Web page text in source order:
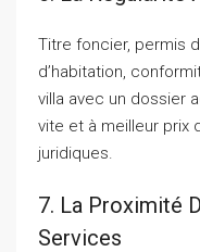
Titre foncier, permis
d’habitation,
villa avec un dossier
vite et à meilleur prix
juridiques.
7. La Proximité
Services